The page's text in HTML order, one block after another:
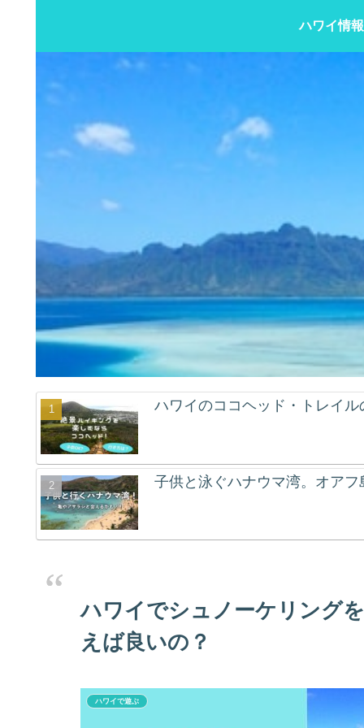
ハワイ情報
ハワイのココヘッド・トレイ
子供と泳ぐハナウマ湾。オア
ハワイでシュノーケリング
えば良いの？
ハワイで遊ぶ